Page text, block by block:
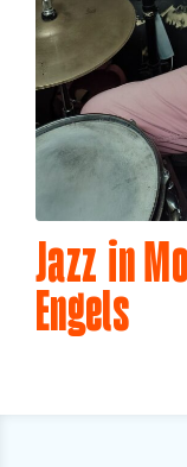
Jazz in
Engels